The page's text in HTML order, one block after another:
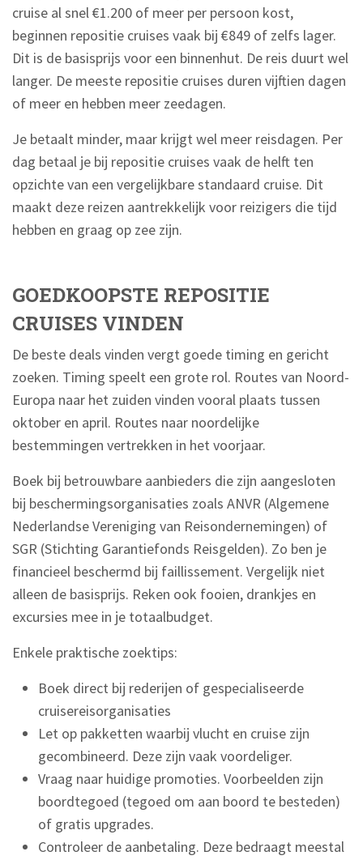
cruise al snel €1.200 of meer per persoon kost,
beginnen repositie cruises vaak bij €849 of zelfs lager.
Dit is de basisprijs voor een binnenhut. De reis duurt wel
langer. De meeste repositie cruises duren vijftien dagen
of meer en hebben meer zeedagen.
Je betaalt minder, maar krijgt wel meer reisdagen. Per
dag betaal je bij repositie cruises vaak de helft ten
opzichte van een vergelijkbare standaard cruise. Dit
maakt deze reizen aantrekkelijk voor reizigers die tijd
hebben en graag op zee zijn.
GOEDKOOPSTE REPOSITIE
CRUISES VINDEN
De beste deals vinden vergt goede timing en gericht
zoeken. Timing speelt een grote rol. Routes van Noord-
Europa naar het zuiden vinden vooral plaats tussen
oktober en april. Routes naar noordelijke
bestemmingen vertrekken in het voorjaar.
Boek bij betrouwbare aanbieders die zijn aangesloten
bij beschermingsorganisaties zoals ANVR (Algemene
Nederlandse Vereniging van Reisondernemingen) of
SGR (Stichting Garantiefonds Reisgelden). Zo ben je
financieel beschermd bij faillissement. Vergelijk niet
alleen de basisprijs. Reken ook fooien, drankjes en
excursies mee in je totaalbudget.
Enkele praktische zoektips:
Boek direct bij rederijen of gespecialiseerde
cruisereisorganisaties
Let op pakketten waarbij vlucht en cruise zijn
gecombineerd. Deze zijn vaak voordeliger.
Vraag naar huidige promoties. Voorbeelden zijn
boordtegoed (tegoed om aan boord te besteden)
of gratis upgrades.
Controleer de aanbetaling. Deze bedraagt meestal